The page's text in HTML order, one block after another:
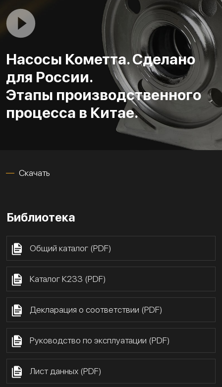
Насосы Кометта. Сделано
для России.
Этапы производственного
процесса в Китае.
Скачать
Библиотека
Общий каталог (PDF)
Каталог К233 (PDF)
Декларация о соответствии (PDF)
Руководство по эксплуатации (PDF)
Лист данных (PDF)